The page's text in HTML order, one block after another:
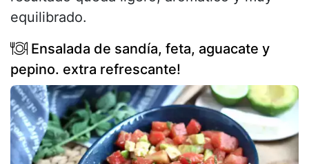
equilibrado.
Ensalada de sandía, feta, aguacate y
pepino. extra refrescante!